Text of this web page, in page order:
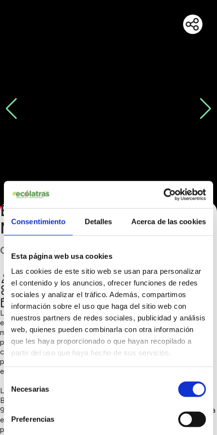
Consentimiento Detalles Acerca de las cookies
Esta página web usa cookies
Las cookies de este sitio web se usan para personalizar
el contenido y los anuncios, ofrecer funciones de redes
sociales y analizar el tráfico. Además, compartimos
información sobre el uso que haga del sitio web con
nuestros partners de redes sociales, publicidad y análisis
web, quienes pueden combinarla con otra información
que les haya proporcionado o que hayan recopilado a
partir del uso que haya hecho de sus servicios.
de
consentimiento
Necesarias
Preferencias
Belén con Alma Verde: La
Magia del Reciclaje
Granada
Chatear
Sensibilización ambiental, Consumo responsable
4º trimestre 2024
La educación ambiental y la sostenibilidad se han convertido
en pilares fundamentales para el desarrollo de una sociedad
mas consciente y responsable con el medio ambiente. Este
proyecto tiene como objetivo principal fomentar la
conciencia ecológica y la creatividad en el alumnado de
primaria promoviendo el uso de materiales reciclados para la
elaboración de un Belén navideño.
Los materiales necesarios para la elaboración de este eco-
Belén son proporcionados por las familias del alumnado y un
98% de ellos son materiales reciclados. Ese 2% necesario para
el montaje lo proporciona el centro, esos materiales son :
pegamentos, silicona, cartulinas, fieltro, papel continuo de